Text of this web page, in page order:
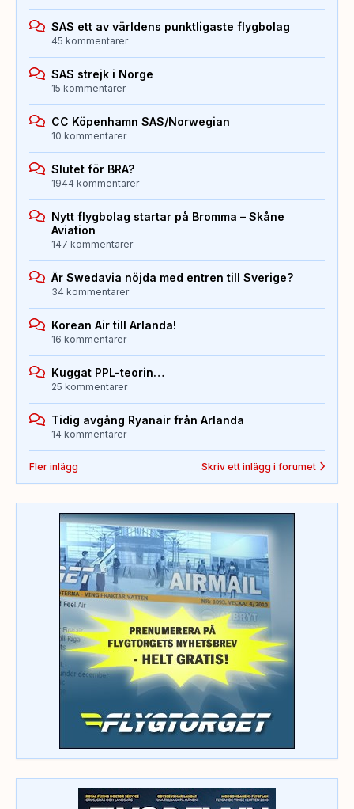
SAS ett av världens punktligaste flygbolag
45 kommentarer
SAS strejk i Norge
15 kommentarer
CC Köpenhamn SAS/Norwegian
10 kommentarer
Slutet för BRA?
1944 kommentarer
Nytt flygbolag startar på Bromma – Skåne
Aviation
147 kommentarer
Är Swedavia nöjda med entren till Sverige?
34 kommentarer
Korean Air till Arlanda!
16 kommentarer
Kuggat PPL-teorin…
25 kommentarer
Tidig avgång Ryanair från Arlanda
14 kommentarer
Fler inlägg Skriv ett inlägg i forumet